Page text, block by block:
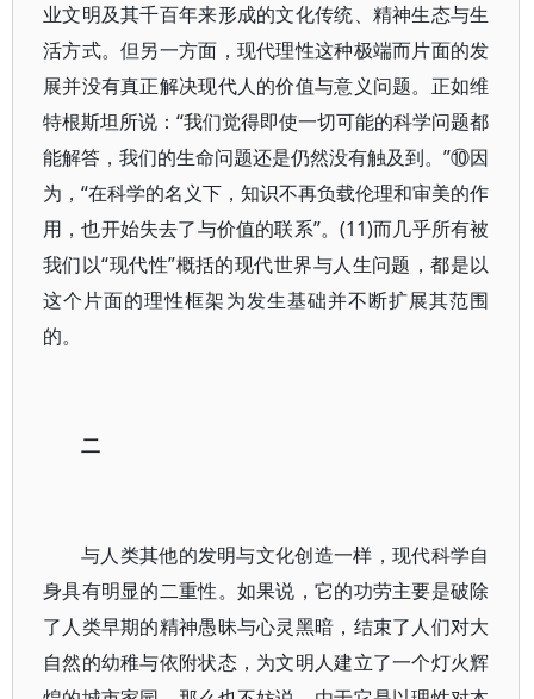
业文明及其千百年来形成的文化传统、精神生态与生
活方式。但另一方面，现代理性这种极端而片面的发
展并没有真正解决现代人的价值与意义问题。正如维
特根斯坦所说：“我们觉得即使一切可能的科学问题都
能解答，我们的生命问题还是仍然没有触及到。”⑩因
为，“在科学的名义下，知识不再负载伦理和审美的作
用，也开始失去了与价值的联系”。(11)而几乎所有被
我们以“现代性”概括的现代世界与人生问题，都是以
这个片面的理性框架为发生基础并不断扩展其范围
的。
二
与人类其他的发明与文化创造一样，现代科学自
身具有明显的二重性。如果说，它的功劳主要是破除
了人类早期的精神愚昧与心灵黑暗，结束了人们对大
自然的幼稚与依附状态，为文明人建立了一个灯火辉